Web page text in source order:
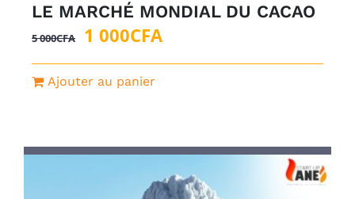
LE MARCHÉ MONDIAL DU CACAO
5 000CFA
Le
prix
initial
000CFA.
1 000CFALe
prix
000CFA.
Ajouter au panier